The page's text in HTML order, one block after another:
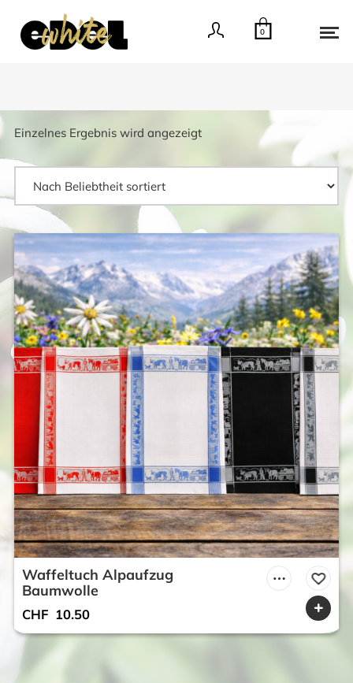
0
Einzelnes Ergebnis wird angezeigt
Waffeltuch Alpaufzug
Baumwolle
CHF 10.50